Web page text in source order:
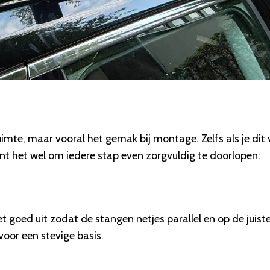
maar vooral het gemak bij montage. Zelfs als je dit
het wel om iedere stap even zorgvuldig te doorlopen:
goed uit zodat de stangen netjes parallel en op de
een stevige basis.